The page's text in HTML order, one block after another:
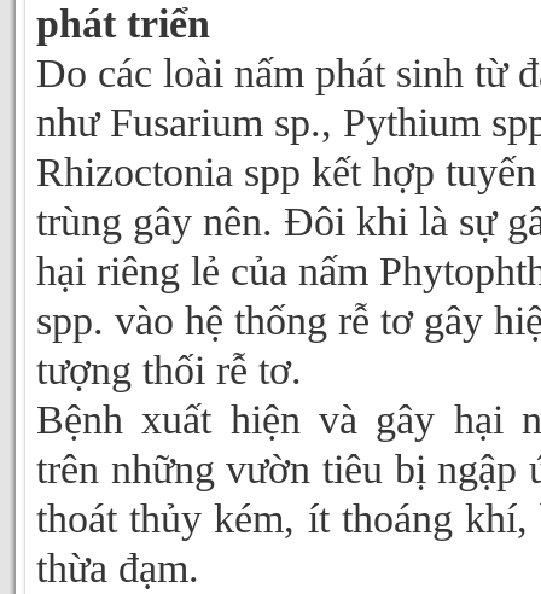
phát triển
Do các loài nấm phát sinh từ
như Fusarium sp., Pythium
Rhizoctonia spp kết hợp tuyến
trùng gây nên. Đôi khi là sự
hại riêng lẻ của nấm
spp. vào hệ thống rễ tơ gây
tượng thối rễ tơ.
Bệnh xuất hiện và gây hại
trên những vườn tiêu bị ngập
thoát thủy kém, ít thoáng khí,
thừa đạm.